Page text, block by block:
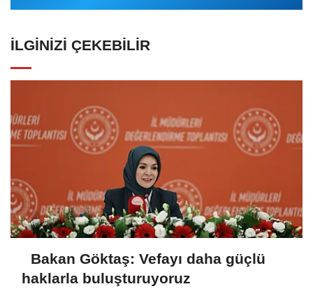
İLGINIZI ÇEKEBILIR
Bakan Göktaş: Vefayı daha güçlü
haklarla buluşturuyoruz